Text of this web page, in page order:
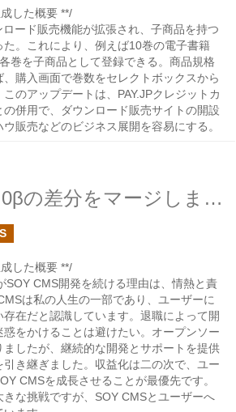
した概要 **/
ード販売機能が拡張され、子商品を持つ
。これにより、例えば10巻の電子書籍
巻を子商品として登録できる。商品規格
購入画面で巻数をセレクトボックスから
のアップデートは、PAY.JPクレジットカ
併用で、ダウンロード販売サイトの開設
販売などのビジネス展開を容易にする。
SOY CMS3.0.0βの差分をマージしました
した概要 **/
SOY CMS開発を続ける理由は、情熱と責
は私の人生の一部であり、ユーザーに
在だと認識しています。退職によって開
をかけることは避けたい。オープンソー
ましたが、継続的な開発とサポートを提供
き継ぎました。収益化は二の次で、ユー
CMSを成長させることが最優先です。
きな挑戦ですが、SOY CMSとユーザーへ